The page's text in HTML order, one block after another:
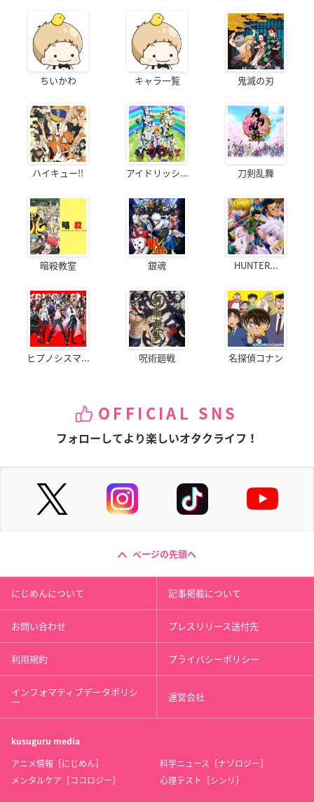
ちいかわ キャラ一覧 鬼滅の刃
ハイキュー!! アイドリッシ... 刀剣乱舞
暗殺教室 銀魂 HUNTER...
ヒプノシスマ... 呪術廻戦 名探偵コナン
OFFICIAL SNS
フォローしてより楽しいオタクライフ！
ページの先頭へ
にじめんについて 記事掲載について
お問い合わせ プレスリリース送付先
利用規約 プライバシーポリシー
インフォマティブデータポリシ
ー 運営会社
kusuguru media
アニメ情報［にじめん］
科学ニュース［ナゾロジー］
メンタルケア［ココロジー］
心理テスト［シンリ］